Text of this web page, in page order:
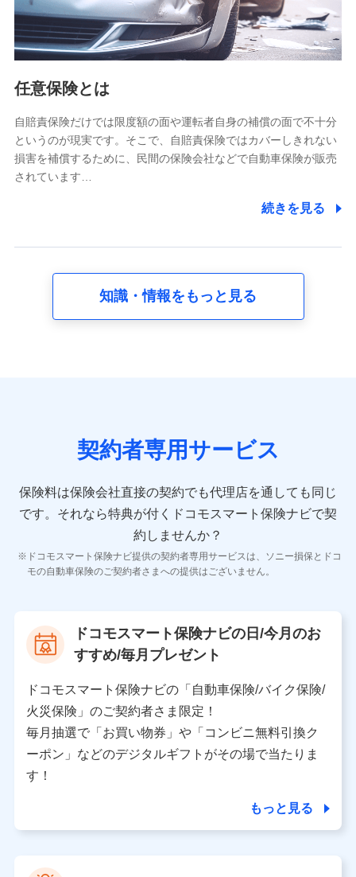
属性、連絡先、dポイントサービスのご利用に関する情
報。例として、dポイントカード番号、性別、年齢、家族
構成、住所、dポイント残高、dポイント利用履歴などが
含まれます。
当社又は株式会社NTTドコモが提供する各種サービスな
又は株式会社NTTドコモが提供する各種サービスのご契
約状態・ご利用履歴インターネット利用時の行動に関す
る情報、アプリケーション利用時の行動に関する情報、
購入されたサービスや商品の名称・購入場所・決済に関
する情報、アンケートの回答に関する情報などが含まれ
の内容、保険料、保険料のお支払方法、車のメーカーや
走行距離などの情報、建物の構造や築年数などの情報、
険契約に関する情報。例として、保険契約者及び被保険
者の氏名、住所、生年月日、性別、保険契約者と被保険
報、建物の構造や築年数などの情報、ペットの種類や年
齢などの情報などが含まれます。
【共同して利用する者の範囲】
当社
当社又は株式会社NTTドコモが提供する保険関連サービ
スにおけるユーザ登録受付および管理のため
を受けている保険会社・提携会社の保険その他に関する
情報を提供するため、また維持管理等の委託業務遂行の
ため、またそれらに付帯、関連する当社、株式会社NTT
ドコモおよび提携会社のサービスを案内、提供するため
（各サービスで取得したサービス利用履歴、ウェブサイ
トの閲覧履歴、購買履歴、ご契約内容等のパーソナルデ
ータを分析して、お客さまの趣味・嗜好・傾向に応じた
上記に係る案内・手続き・管理等付帯業務を行うため
任意保険とは
自賠責保険だけでは限度額の面や運転者自身の補償の面で不十分
というのが現実です。そこで、自賠責保険ではカバーしきれない
損害を補償するために、民間の保険会社などで自動車保険が販売
されています…
続きを見る
知識・情報をもっと見る
契約者専用サービス
保険料は保険会社直接の契約でも代理店を通しても同じ
です。 それなら特典が付くドコモスマート保険ナビで契
約しませんか？
ドコモスマート保険ナビ提供の契約者専用サービスは、ソニー損保とドコ
モの自動車保険のご契約者さまへの提供はございません。
ドコモスマート保険ナビの日/今月のお
すすめ/毎月プレゼント
ドコモスマート保険ナビの「自動車保険/バイク保険/
火災保険」のご契約者さま限定！
毎月抽選で「お買い物券」や「コンビニ無料引換ク
ーポン」などのデジタルギフトがその場で当たりま
す！
もっと見る